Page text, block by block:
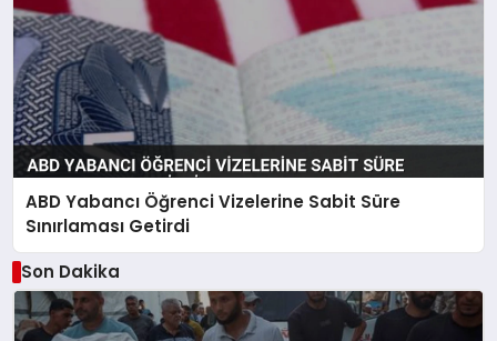
ABD Yabancı Öğrenci Vizelerine Sabit Süre
Sınırlaması Getirdi
Son Dakika